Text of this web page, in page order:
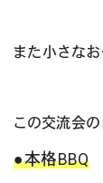
また小さな
この交流会
●本格BBQ